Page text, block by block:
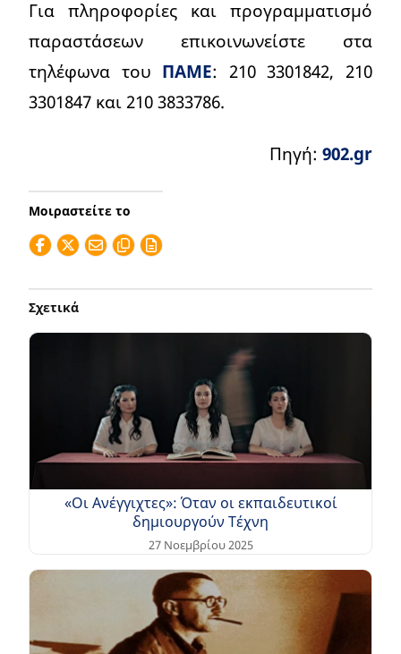
Για πληροφορίες και προγραμματισμό
παραστάσεων επικοινωνείστε στα
τηλέφωνα του ΠΑΜΕ: 210 3301842, 210
3301847 και 210 3833786.
Πηγή: 902.gr
Μοιραστείτε το
Σχετικά
«Οι Ανέγγιχτες»: Όταν οι εκπαιδευτικοί
δημιουργούν Τέχνη
27 Νοεμβρίου 2025